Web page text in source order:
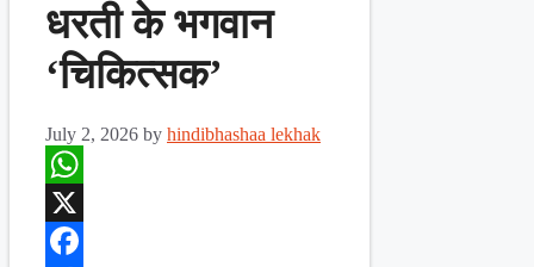
धरती के भगवान
‘चिकित्सक’
July 2, 2026 by hindibhashaa lekhak
WhatsApp
X